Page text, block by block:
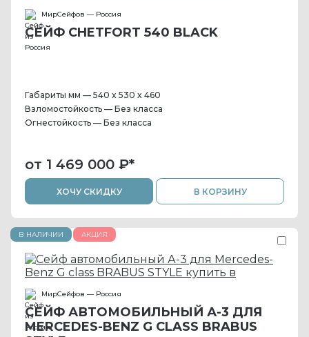
МирСейфов — Россия
СЕЙФ CHETFORT 540 BLACK
Габариты мм — 540 x 530 x 460
Взломостойкость — Без класса
Огнестойкость — Без класса
от 1 469 000 ₽*
ХОЧУ СКИДКУ В КОРЗИНУ
В НАЛИЧИИ АКЦИЯ
МирСейфов — Россия
СЕЙФ АВТОМОБИЛЬНЫЙ А-3 ДЛЯ
MERCEDES-BENZ G CLASS BRABUS